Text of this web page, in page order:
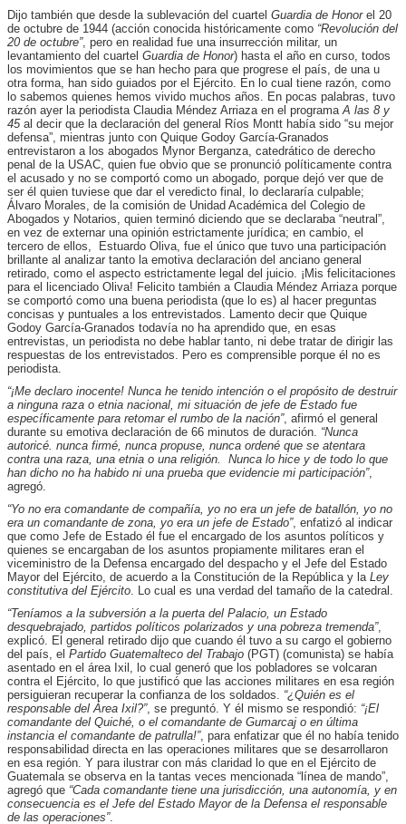
Dijo también que desde la sublevación del cuartel Guardia de Honorel 20
de octubre de 1944 (acción conocida históricamente como “Revolución del
20 de octubre”, pero en realidad fue una insurrección militar, un
levantamiento del cuartel Guardia de Honor) hasta el año en curso, todos
los movimientos que se han hecho para que progrese el país, de una u
otra forma, han sido guiados por el Ejército. En lo cual tiene razón, como
lo sabemos quienes hemos vivido muchos años. En pocas palabras, tuvo
razón ayer la periodista Claudia Méndez Arriaza en el programa A las 8 y
45al decir que la declaración del general Ríos Montt había sido “su mejor
defensa”, mientras junto con Quique Godoy García-Granados
entrevistaron a los abogados Mynor Berganza, catedrático de derecho
penal de la USAC, quien fue obvio que se pronunció políticamente contra
el acusado y no se comportó como un abogado, porque dejó ver que de
ser él quien tuviese que dar el veredicto final, lo declararía culpable;
Álvaro Morales, de la comisión de Unidad Académica del Colegio de
Abogados y Notarios, quien terminó diciendo que se declaraba “neutral”,
en vez de externar una opinión estrictamente jurídica; en cambio, el
tercero de ellos, Estuardo Oliva, fue el único que tuvo una participación
brillante al analizar tanto la emotiva declaración del anciano general
retirado, como el aspecto estrictamente legal del juicio. ¡Mis felicitaciones
para el licenciado Oliva! Felicito también a Claudia Méndez Arriaza porque
se comportó como una buena periodista (que lo es) al hacer preguntas
concisas y puntuales a los entrevistados. Lamento decir que Quique
Godoy García-Granados todavía no ha aprendido que, en esas
entrevistas, un periodista no debe hablar tanto, ni debe tratar de dirigir las
respuestas de los entrevistados. Pero es comprensible porque él no es
periodista.
“¡Me declaro inocente! Nunca he tenido intención o el propósito de destruir
a ninguna raza o etnia nacional, mi situación de jefe de Estado fue
específicamente para retomar el rumbo de la nación”, afirmó el general
durante su emotiva declaración de 66 minutos de duración. “Nunca
autoricé. nunca firmé, nunca propuse, nunca ordené que se atentara
contra una raza, una etnia o una religión. Nunca lo hice y de todo lo que
han dicho no ha habido ni una prueba que evidencie mi participación”,
agregó.
“Yo no era comandante de compañía, yo no era un jefe de batallón, yo no
era un comandante de zona, yo era un jefe de Estado”, enfatizó al indicar
que como Jefe de Estado él fue el encargado de los asuntos políticos y
quienes se encargaban de los asuntos propiamente militares eran el
viceministro de la Defensa encargado del despacho y el Jefe del Estado
Mayor del Ejército, de acuerdo a la Constitución de la República y la Ley
constitutiva del Ejército . Lo cual es una verdad del tamaño de la catedral.
“Teníamos a la subversión a la puerta del Palacio, un Estado
desquebrajado, partidos políticos polarizados y una pobreza tremenda”,
explicó. El general retirado dijo que cuando él tuvo a su cargo el gobierno
del país, el Partido Guatemalteco del Trabajo (PGT) (comunista) se había
asentado en el área Ixil, lo cual generó que los pobladores se volcaran
contra el Ejército, lo que justificó que las acciones militares en esa región
persiguieran recuperar la confianza de los soldados. “¿Quién es el
responsable del Área Ixil?”, se preguntó. Y él mismo se respondió: “¡El
comandante del Quiché, o el comandante de Gumarcaj o en última
instancia el comandante de patrulla!”, para enfatizar que él no había tenido
responsabilidad directa en las operaciones militares que se desarrollaron
en esa región. Y para ilustrar con más claridad lo que en el Ejército de
Guatemala se observa en la tantas veces mencionada “línea de mando”,
agregó que “Cada comandante tiene una jurisdicción, una autonomía, y en
consecuencia es el Jefe del Estado Mayor de la Defensa el responsable
de las operaciones”.